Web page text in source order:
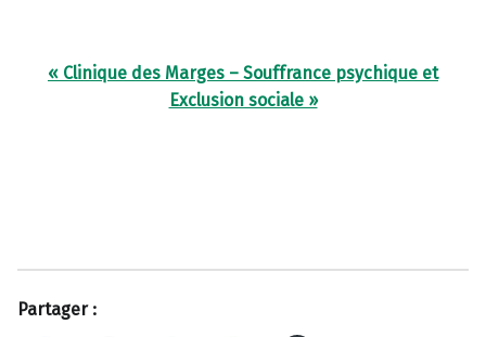
« Clinique des Marges – Souffrance psychique et
Exclusion sociale »
Partager :